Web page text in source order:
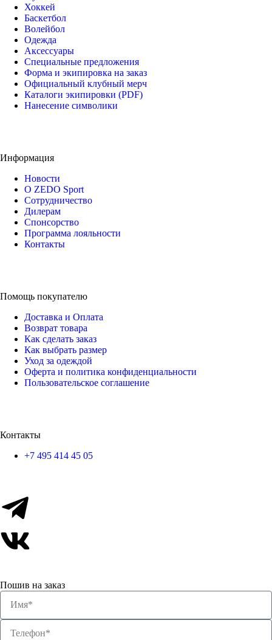
Хоккей
Баскетбол
Волейбол
Одежда
Аксессуары
Специальные предложения
Форма и экипировка на заказ
Официальный клубный мерч
Каталоги экипировки (PDF)
Нанесение символики
Информация
Новости
О ZEDO Sport
Сотрудничество
Дилерам
Спонсорство
Программа лояльности
Контакты
Помощь покупателю
Доставка и Оплата
Возврат товара
Как сделать заказ
Как выбрать размер
Уход за одеждой
Оферта и политика конфиденциальности
Пользовательское соглашение
Контакты
+7 495 414 45 05
Пошив на заказ